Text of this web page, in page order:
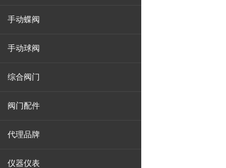
手动蝶阀
手动球阀
综合阀门
阀门配件
代理品牌
仪器仪表